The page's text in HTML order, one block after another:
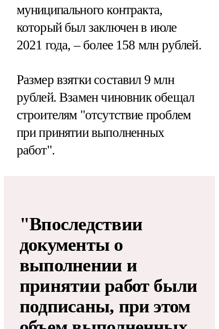
муниципального контракта,
который был заключен в июле
2021 года, – более 158 млн рублей.
Размер взятки составил 9 млн
рублей. Взамен чиновник обещал
строителям "отсутствие проблем
при принятии выполненных
работ".
"Впоследствии
документы о
выполнении и
принятии работ были
подписаны, при этом